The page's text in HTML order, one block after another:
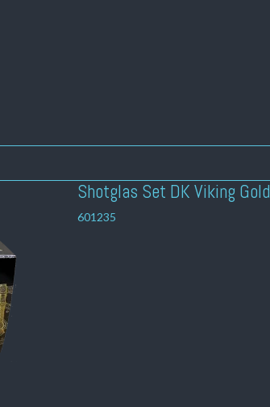
Shotglas Set DK Viking Gold
601235